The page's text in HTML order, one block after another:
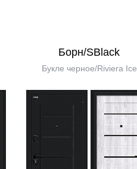
Борн/SBlack
Букле черное/Riviera Ice